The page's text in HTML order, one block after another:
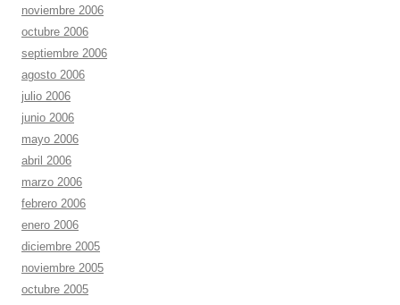
noviembre 2006
octubre 2006
septiembre 2006
agosto 2006
julio 2006
junio 2006
mayo 2006
abril 2006
marzo 2006
febrero 2006
enero 2006
diciembre 2005
noviembre 2005
octubre 2005